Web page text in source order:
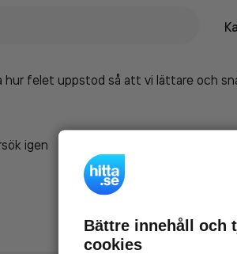
hur felet uppstod så att vi lättare och
igen
Bättre innehåll och
cookies